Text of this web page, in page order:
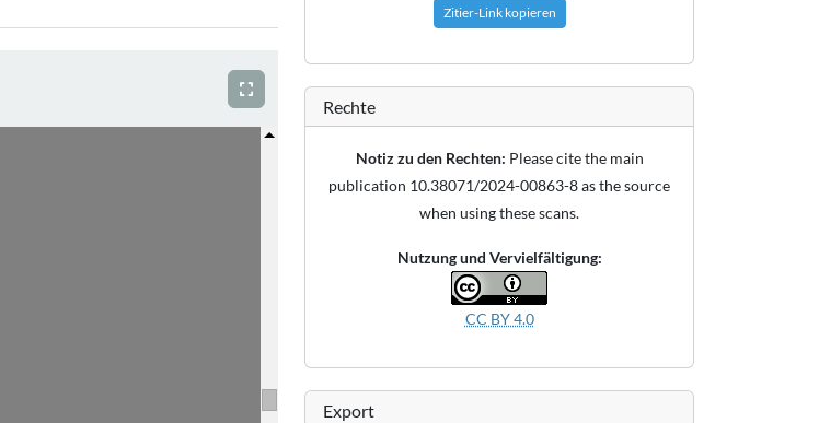
Zitier-Link kopieren
Rechte
Notiz zu den Rechten: Please cite the main
publication 10.38071/2024-00863-8 as the source
when using these scans.
Nutzung und Vervielfältigung:
CC BY 4.0
Export